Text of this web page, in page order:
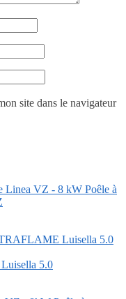
site dans le navigateur
Poêle à
5.0